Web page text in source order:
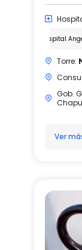
Hospital
Torre:
Gob.
Ver